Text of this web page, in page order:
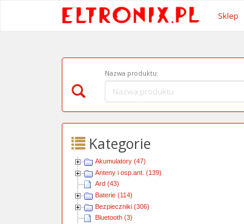
Sklep
Nazwa produktu:
Kategorie
Akumulatory (47)
Anteny i osp.ant. (139)
Ard (43)
Baterie (114)
Bezpieczniki (306)
Bluetooth (3)